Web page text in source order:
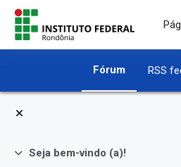
Ir para o conteúdo principal
Fórum RSS
Contrair
Seja bem-vindo (a)!